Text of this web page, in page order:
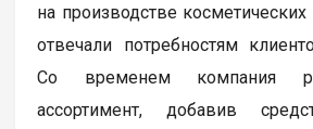
на производстве
отвечали потребностям
Со временем компания
ассортимент, добавив